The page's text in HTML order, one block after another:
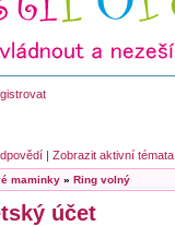
|Zobrazit aktivní témata
maminky »Ring volný
účet